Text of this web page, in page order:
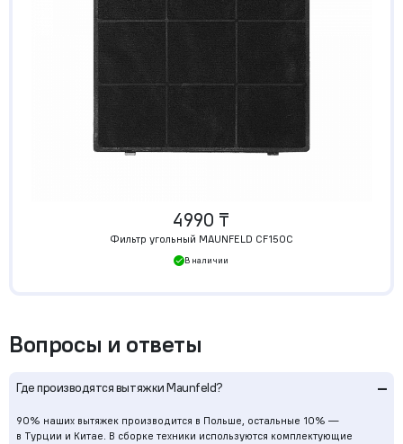
Вопросы и ответы
Где производятся вытяжки Maunfeld? –
90% наших вытяжек производится в Польше, остальные 10% —
в Турции и Китае. В сборке техники используются комплектующие
4990 ₸
Фильтр угольный MAUNFELD CF150C
В наличии